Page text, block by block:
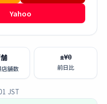
Yahoo
舗数
±¥0
前日比
JST